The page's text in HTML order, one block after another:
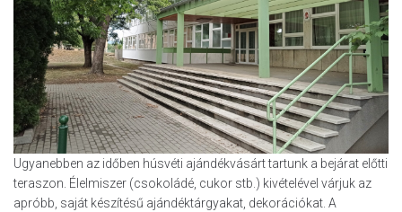
Ugyanebben az időben húsvéti ajándékvásárt tartunk a bejárat előtti
teraszon. Élelmiszer (csokoládé, cukor stb.) kivételével várjuk az
apróbb, saját készítésű ajándéktárgyakat, dekorációkat. A